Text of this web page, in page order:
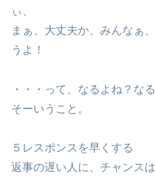
ぃ、
まぁ、大丈夫か、みんなぁ
うよ！
・・・って、なるよね？な
そーいうこと。
５レスポンスを早くする
返事の遅い人に、チャンス